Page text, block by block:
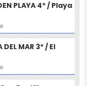
PLAYA 4* / Playa
DEL MAR 3* / El